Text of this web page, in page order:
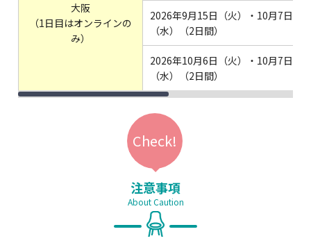
大阪
（1日目はオンラインの
み）
2026年9月15日（火）・10月7日
（水）（2日間）
2026年10月6日（火）・10月7日
（水）（2日間）
注意事項
About Caution